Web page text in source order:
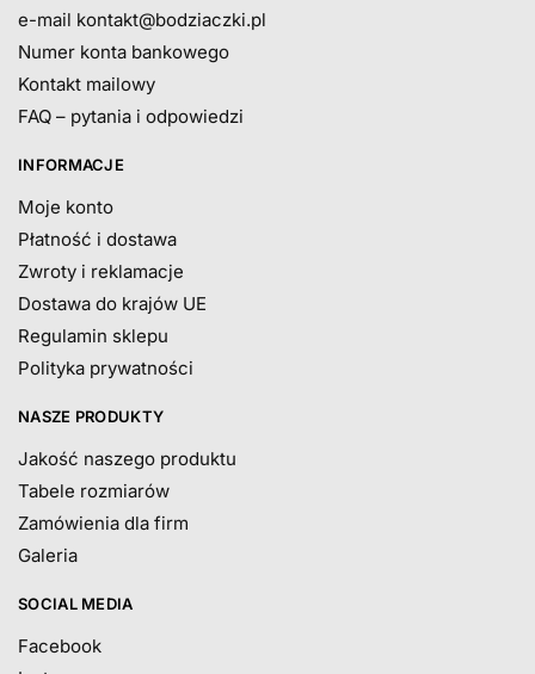
e-mail kontakt@bodziaczki.pl
Numer konta bankowego
Kontakt mailowy
FAQ – pytania i odpowiedzi
INFORMACJE
Moje konto
Płatność i dostawa
Zwroty i reklamacje
Dostawa do krajów UE
Regulamin sklepu
Polityka prywatności
NASZE PRODUKTY
Jakość naszego produktu
Tabele rozmiarów
Zamówienia dla firm
Galeria
SOCIAL MEDIA
Facebook